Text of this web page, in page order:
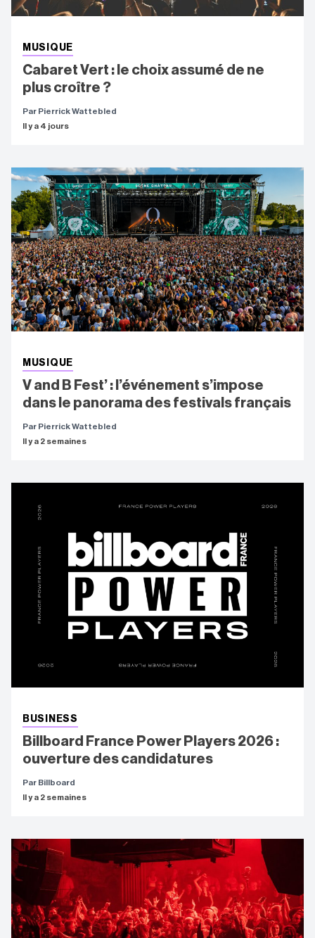
MUSIQUE
Cabaret Vert : le choix assumé de ne
plus croître ?
Par Pierrick Wattebled
Il y a 4 jours
MUSIQUE
V and B Fest’ : l’événement s’impose
dans le panorama des festivals français
Par Pierrick Wattebled
Il y a 2 semaines
BUSINESS
Billboard France Power Players 2026 :
ouverture des candidatures
Par Billboard
Il y a 2 semaines